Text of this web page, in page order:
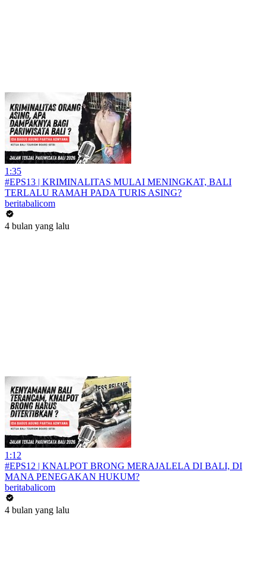
1:35
#EPS13 | KRIMINALITAS MULAI MENINGKAT, BALI
TERLALU RAMAH PADA TURIS ASING?
beritabalicom
4 bulan yang lalu
1:12
#EPS12 | KNALPOT BRONG MERAJALELA DI BALI, DI
MANA PENEGAKAN HUKUM?
beritabalicom
4 bulan yang lalu